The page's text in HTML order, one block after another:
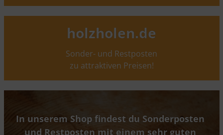
holzholen.de
Sonder- und Restposten
zu attraktiven Preisen!
In unserem Shop findest du Sonderposten
und Restposten mit einem sehr guten